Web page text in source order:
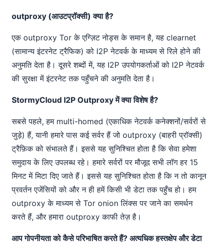
outproxy (आउटप्रॉक्सी) क्या है?
एक outproxy Tor के एग्ज़िट नोड्स के समान है, यह clearnet
(सामान्य इंटरनेट ट्रैफिक) को I2P नेटवर्क के माध्यम से रिले होने की
अनुमति देता है। दूसरे शब्दों में, यह I2P उपयोगकर्ताओं को I2P नेटवर्क
की सुरक्षा में इंटरनेट तक पहुँचने की अनुमति देता है।
StormyCloud I2P Outproxy में क्या विशेष है?
सबसे पहले, हम multi-homed (एकाधिक नेटवर्क कनेक्शनों/सर्वरों से
जुड़े) हैं, यानी हमारे पास कई सर्वर हैं जो outproxy (बाहरी प्रॉक्सी)
ट्रैफ़िक को संभालते हैं। इससे यह सुनिश्चित होता है कि सेवा हमेशा
समुदाय के लिए उपलब्ध रहे। हमारे सर्वरों पर मौजूद सभी लॉग हर 15
मिनट में मिटा दिए जाते हैं। इससे यह सुनिश्चित होता है कि न तो कानून
प्रवर्तन एजेंसियों को और न ही हमें किसी भी डेटा तक पहुँच हो। हम
outproxy के माध्यम से Tor onion लिंक्स पर जाने का समर्थन
करते हैं, और हमारा outproxy काफी तेज़ है।
आप गोपनीयता को कैसे परिभाषित करते हैं? अत्यधिक हस्तक्षेप और डेटा